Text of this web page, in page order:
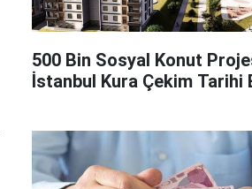
500 Bin Sosyal Konut
İstanbul Kura Çekim Tarihi